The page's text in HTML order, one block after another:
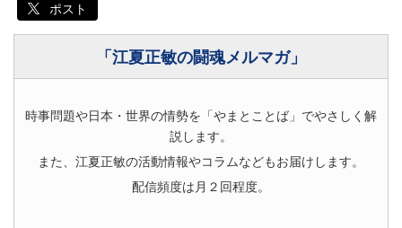
ポスト
「江夏正敏の闘魂メルマガ」
時事問題や日本・世界の情勢を「やまとことば」でやさしく解
説します。
また、江夏正敏の活動情報やコラムなどもお届けします。
配信頻度は月２回程度。